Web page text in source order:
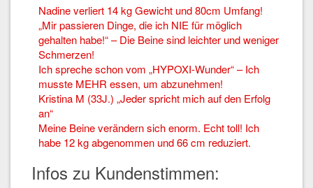
Nadine verliert 14 kg Gewicht und 80cm Umfang!
„Mir passieren Dinge, die ich NIE für möglich
gehalten habe!“ – Die Beine sind leichter und weniger
Schmerzen!
Ich spreche schon vom „HYPOXI-Wunder“ – Ich
musste MEHR essen, um abzunehmen!
Kristina M (33J.) „Jeder spricht mich auf den Erfolg
an“
Meine Beine verändern sich enorm. Echt toll! Ich
habe 12 kg abgenommen und 66 cm reduziert.
Infos zu Kundenstimmen: